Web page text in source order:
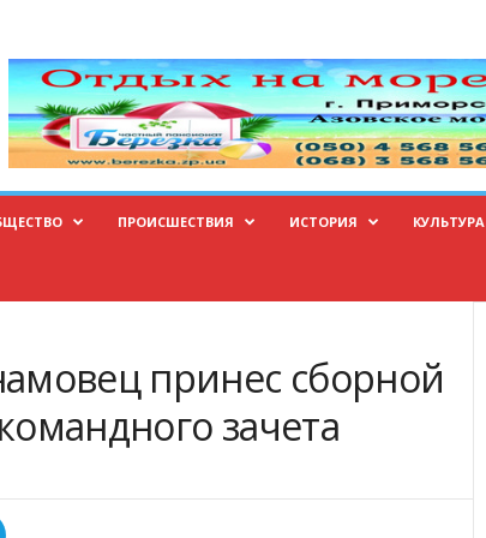
ПРОИСШЕСТВИЯ ИСТОРИЯ КУЛЬТУРА
принес сборной
зачета